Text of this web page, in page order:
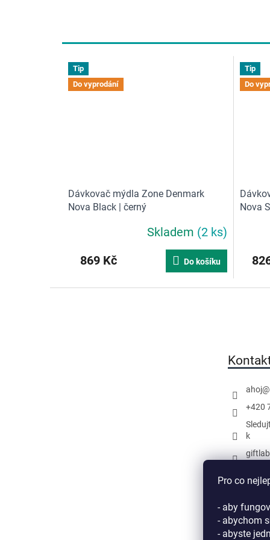
Pro co
- aby
- abychom
- abyste
Tip
Do vyprodání
Dávkovač mýdla Zone Denmark
Nova Black | černý
Skladem (2 ks)
869 Kč
Do košíku
Tip
Do
Nova
o
ahoj@
+420
k